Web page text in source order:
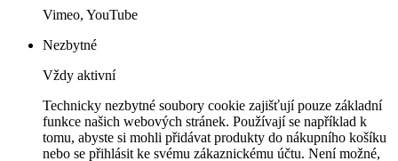
Vimeo, YouTube
Nezbytné
Vždy aktivní
Technicky nezbytné soubory cookie zajišťují pouze základní
funkce našich webových stránek. Používají se například k
tomu, abyste si mohli přidávat produkty do nákupního košíku
nebo se přihlásit ke svému zákaznickému účtu. Není možné,